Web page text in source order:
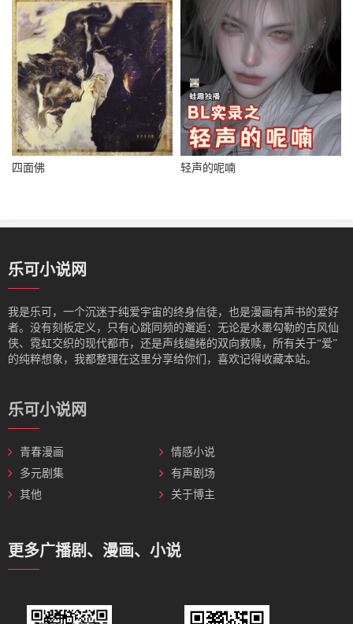
四面佛 轻声的呢喃
乐可小说网
我是‌乐可，一个沉迷于纯爱宇宙的终身信徒，也是漫画有声书的爱好
者。没有刻板定义，只有心跳同频的邂逅：无论是水墨勾勒的古风仙
侠、霓虹交织的现代都市，还是声线缱绻的双向救赎，所有关于“爱”
的纯粹想象，我都整理在这里分享给你们，喜欢记得收藏本站。
乐可小说网
青春漫画
情感小说
多元剧集
有声剧场
其他
关于博主
更多广播剧、漫画、小说